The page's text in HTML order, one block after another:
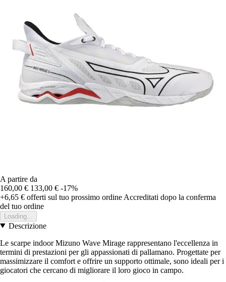
A partire da
160,00 € 133,00 € -17%
+6,65 € offerti sul tuo prossimo ordine Accreditati dopo la conferma
del tuo ordine
Loading...
Descrizione
Le scarpe indoor Mizuno Wave Mirage rappresentano l'eccellenza in
termini di prestazioni per gli appassionati di pallamano. Progettate per
massimizzare il comfort e offrire un supporto ottimale, sono ideali per i
giocatori che cercano di migliorare il loro gioco in campo.